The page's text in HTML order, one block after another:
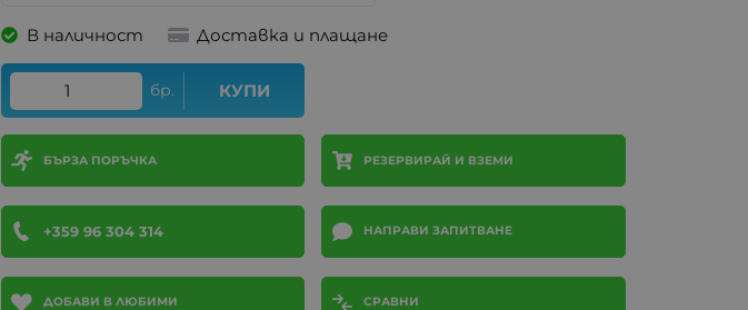
В наличност Доставка и плащане
бр. КУПИ
БЪРЗА ПОРЪЧКА РЕЗЕРВИРАЙ И ВЗЕМИ
+359 96 304 314 НАПРАВИ ЗАПИТВАНЕ
ДОБАВИ В ЛЮБИМИ СРАВНИ